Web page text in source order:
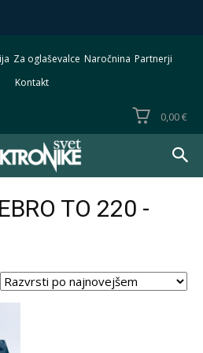
Za oglaševalce Naročnina Partnerji
Kontakt
0,00 €
TO 220 -